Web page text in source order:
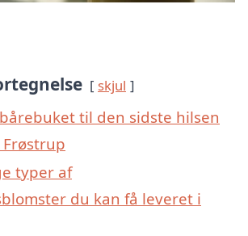
skjul
til den sidste hilsen
typer af
du kan få leveret i